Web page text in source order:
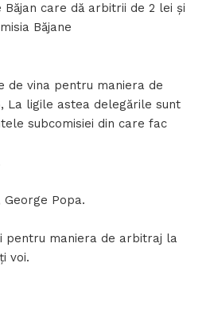
care dă arbitrii de 2 lei și
Băjane
de vina pentru maniera de
La ligile astea delegările sunt
subcomisiei din care fac
George Popa.
pentru maniera de arbitraj la
voi.